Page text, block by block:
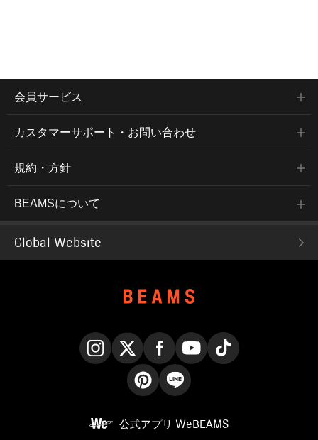
会員サービス
カスタマーサポート・お問い合わせ
規約・方針
BEAMSについて
Global Website
公式アプリ WeBEAMS